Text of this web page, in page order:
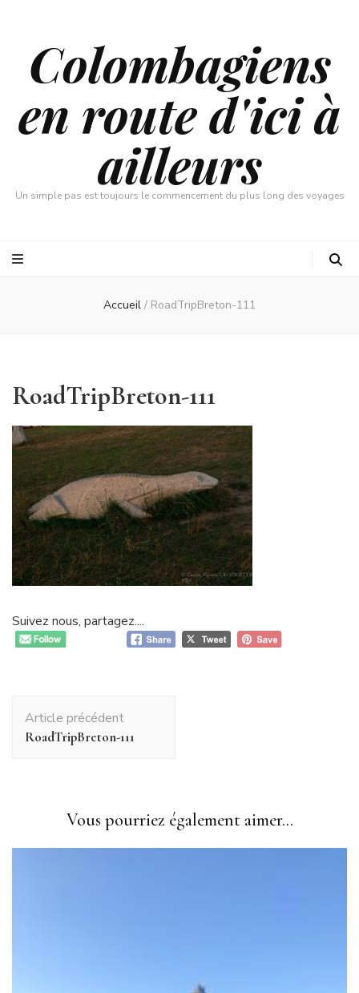
Colombagiens
en route d'ici à
ailleurs
Un simple pas est toujours le commencement du plus long des voyages
Accueil / RoadTripBreton-111
RoadTripBreton-111
Suivez nous, partagez....
d'article
Article précédent
RoadTripBreton-111
Vous pourriez également aimer...